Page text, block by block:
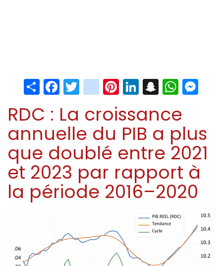
ShareFacebook
Twitter
instagram
Pinterest
LinkedIn
Snapchat
RDC : La croissance
annuelle du PIB a plus
que doublé entre 2021
et 2023 par rapport à
la période 2016–2020